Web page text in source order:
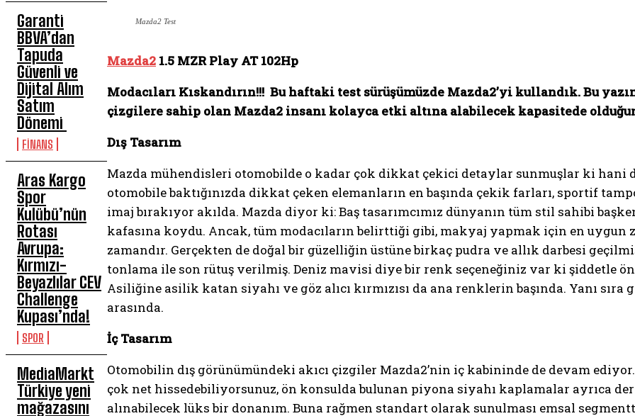
Garanti
BBVA’dan
Tapuda
Güvenli ve
Dijital Alım
Satım
Dönemi
FİNANS
Aras Kargo
Spor
Kulübü’nün
Rotası
Avrupa:
Kırmızı-
Beyazlılar CEV
Challenge
Kupası’nda!
SPOR
MediaMarkt
Türkiye yeni
mağazasını
Mazda2 Test
Mazda2 1.5 MZR Play AT 102Hp
Modacıları Kıskandırın!!! Bu haftaki test sürüşümüzde Mazda2’yi kullandık. Bu
çizgilere sahip olan Mazda2 insanı kolayca etki altına alabilecek kapasitede
Dış Tasarım
Mazda mühendisleri otomobilde o kadar çok dikkat çekici detaylar sunmuşlar ki hani
otomobile baktığınızda dikkat çeken elemanların en başında çekik farları, sportif
imaj bırakıyor akılda. Mazda diyor ki: Baş tasarımcımız dünyanın tüm stil sahibi
kafasına koydu. Ancak, tüm modacıların belirttiği gibi, makyaj yapmak için en
zamandır. Gerçekten de doğal bir güzelliğin üstüne birkaç pudra ve allık darbesi
tonlama ile son rütuş verilmiş. Deniz mavisi diye bir renk seçeneğiniz var ki şiddetle
Asiliğine asilik katan siyahı ve göz alıcı kırmızısı da ana renklerin başında. Yanı
arasında.
İç Tasarım
Otomobilin dış görünümündeki akıcı çizgiler Mazda2’nin iç kabininde de devam
çok net hissedebiliyorsunuz, ön konsulda bulunan piyona siyahı kaplamalar ayrıca
alınabilecek lüks bir donanım. Buna rağmen standart olarak sunulması emsal